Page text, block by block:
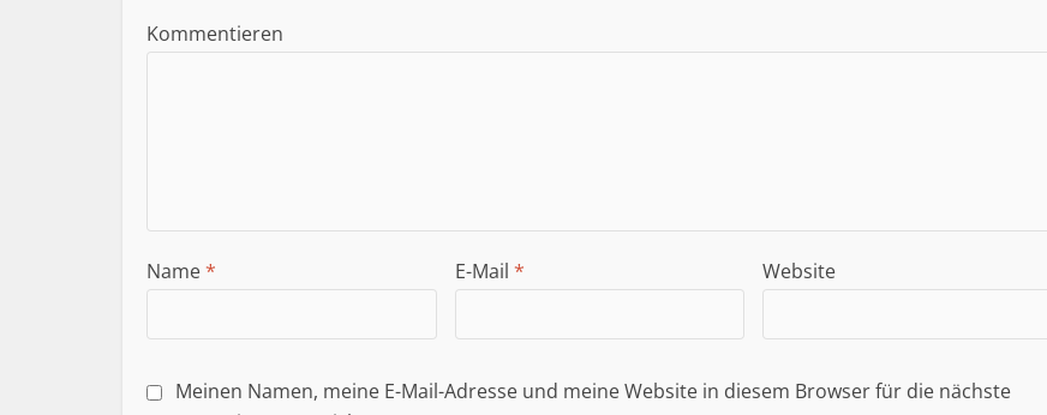
Kommentieren
Name* E-Mail * Website
Meinen Namen, meine E-Mail-Adresse und meine Website in diesem Browser für die nächste